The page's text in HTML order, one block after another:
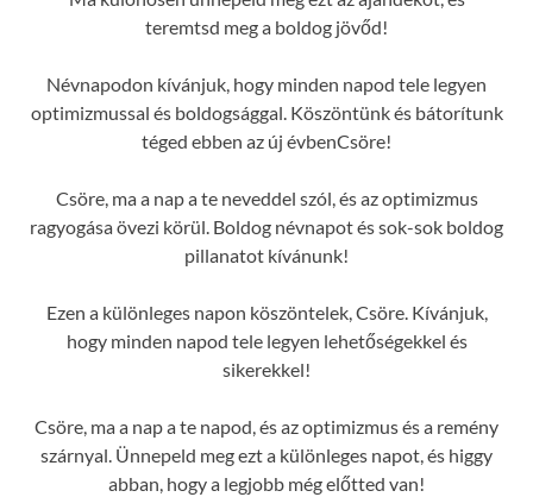
teremtsd meg a boldog jövőd!
Névnapodon kívánjuk, hogy minden napod tele legyen
optimizmussal és boldogsággal. Köszöntünk és bátorítunk
téged ebben az új évbenCsöre!
Csöre, ma a nap a te neveddel szól, és az optimizmus
ragyogása övezi körül. Boldog névnapot és sok-sok boldog
pillanatot kívánunk!
Ezen a különleges napon köszöntelek, Csöre. Kívánjuk,
hogy minden napod tele legyen lehetőségekkel és
sikerekkel!
Csöre, ma a nap a te napod, és az optimizmus és a remény
szárnyal. Ünnepeld meg ezt a különleges napot, és higgy
abban, hogy a legjobb még előtted van!